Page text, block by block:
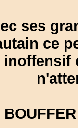
ses
ce
inoffensif